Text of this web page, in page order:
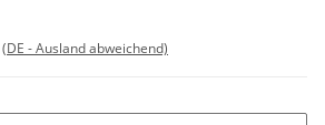
(DE - Ausland abweichend)